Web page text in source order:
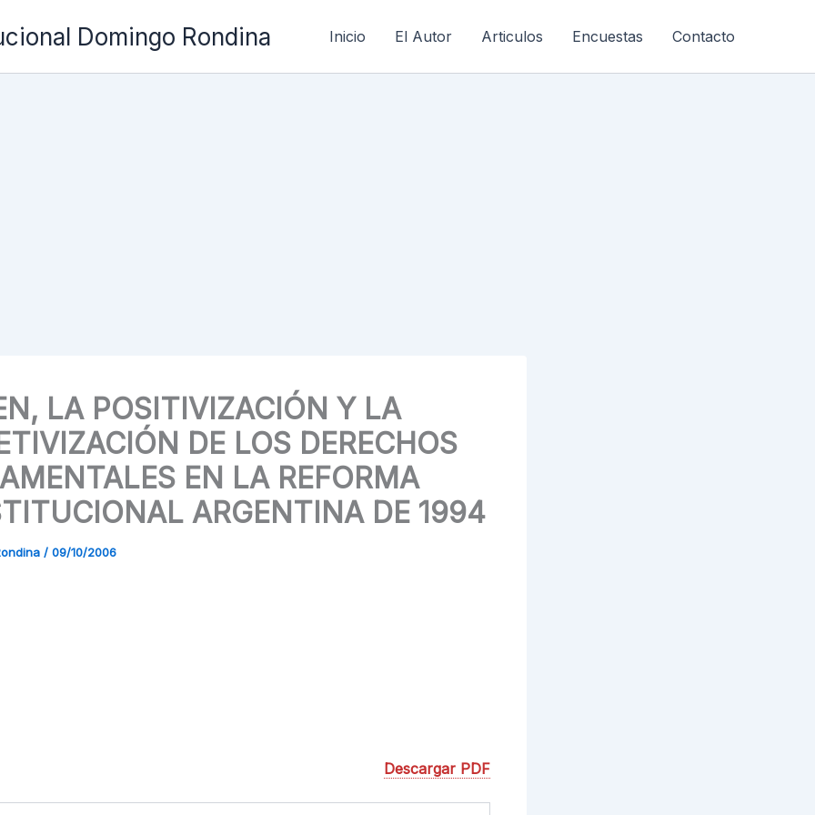
Domingo Rondina Inicio El Autor Articulos Encuestas Contacto
LA POSITIVIZACIÓN Y LA
DE LOS DERECHOS
EN LA REFORMA
ARGENTINA DE 1994
/ 09/10/2006
Descargar PDF